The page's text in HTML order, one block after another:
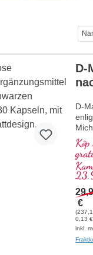
D-
D-
och
för
upp
D-
€
0,13
inkl.